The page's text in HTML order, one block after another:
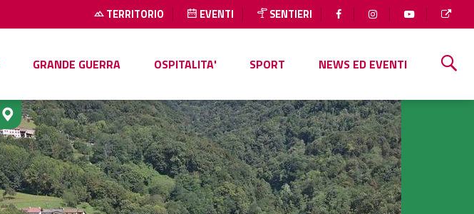
TERRITORIO EVENTI SENTIERI
GRANDE GUERRA OSPITALITA' SPORT NEWS ED EVENTI